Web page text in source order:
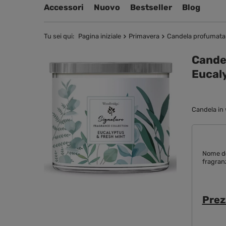
Accessori
Nuovo Bestseller Blog
Tu sei qui: Pagina iniziale Primavera Candela
Candela
Nome